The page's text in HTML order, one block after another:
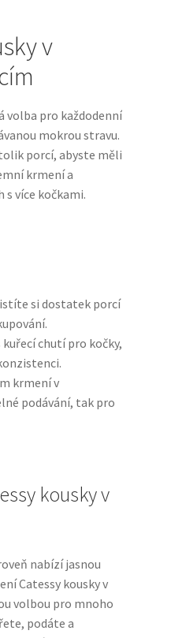
v
volba pro každodenní
mokrou stravu.
porcí, abyste měli
krmení a
více kočkami.
si dostatek porcí
chutí pro kočky,
krmení v
podávání, tak pro
kousky v
nabízí jasnou
Catessy kousky v
volbou pro mnoho
podáte a